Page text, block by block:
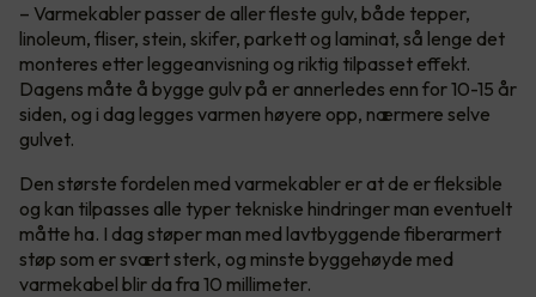
– Varmekabler passer de aller fleste gulv, både tepper,
linoleum, fliser, stein, skifer, parkett og laminat, så lenge det
monteres etter leggeanvisning og riktig tilpasset effekt.
Dagens måte å bygge gulv på er annerledes enn for 10-15 år
siden, og i dag legges varmen høyere opp, nærmere selve
gulvet.
Den største fordelen med varmekabler er at de er fleksible
og kan tilpasses alle typer tekniske hindringer man eventuelt
måtte ha. I dag støper man med lavtbyggende fiberarmert
støp som er svært sterk, og minste byggehøyde med
varmekabel blir da fra 10 millimeter.